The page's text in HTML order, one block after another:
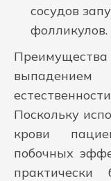
сосудов
фолликулов.
Поскольку
крови
побочных